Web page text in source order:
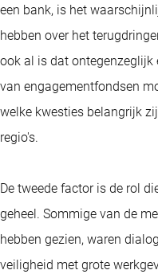
een bank, is het
hebben over het
ook al is dat ontegenzeglijk
van engagementfondsen
welke kwesties belangrijk
regio's.
De tweede factor is de rol
geheel. Sommige van de
hebben gezien, waren
veiligheid met grote